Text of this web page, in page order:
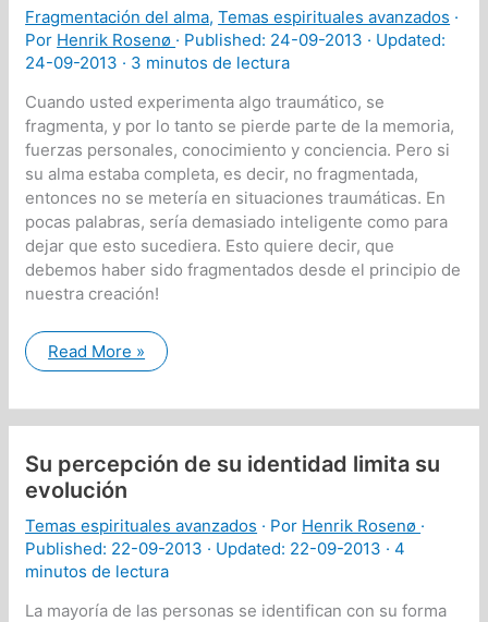
dolor
y
la
muerte?
Fragmentación del alma,Temas espirituales avanzados ·
Por Henrik Rosenø · Published: 24-09-2013 · Updated:
24-09-2013 · 3 minutos de lectura
Cuando usted experimenta algo traumático, se
fragmenta, y por lo tanto se pierde parte de la memoria,
fuerzas personales, conocimiento y conciencia. Pero si
su alma estaba completa, es decir, no fragmentada,
entonces no se metería en situaciones traumáticas. En
pocas palabras, sería demasiado inteligente como para
dejar que esto sucediera. Esto quiere decir, que
debemos haber sido fragmentados desde el principio de
nuestra creación!
La
esencia
situación
de
humanidad
Read More »
Su percepción de su identidad limita su
evolución
Temas espirituales avanzados · Por Henrik Rosenø ·
Published: 22-09-2013 · Updated: 22-09-2013 ·4
minutos de lectura
La mayoría de las personas se identifican con su forma